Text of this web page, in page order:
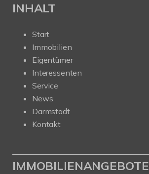
INHALT
Start
Immobilien
Eigentümer
Interessenten
Service
News
Darmstadt
Kontakt
IMMOBILIENANGEBOTE